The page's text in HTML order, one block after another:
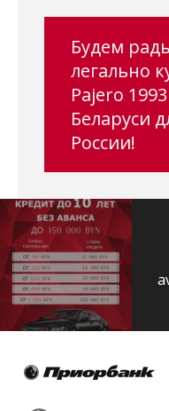
Будем
легально
Pajero
Беларуси
России!